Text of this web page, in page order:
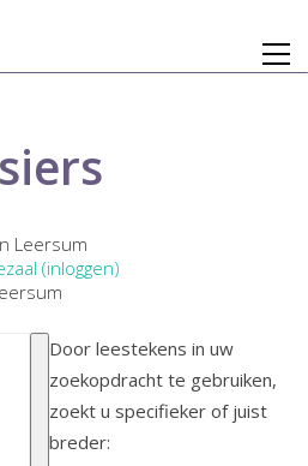
Leersum
(inloggen)
Door leestekens in uw
zoekopdracht te gebruiken,
zoekt u specifieker of juist
breder: